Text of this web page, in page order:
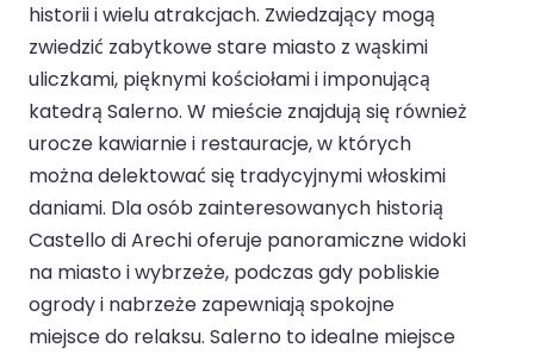
historii i wielu atrakcjach. Zwiedzający mogą
zwiedzić zabytkowe stare miasto z wąskimi
uliczkami, pięknymi kościołami i imponującą
katedrą Salerno. W mieście znajdują się również
urocze kawiarnie i restauracje, w których
można delektować się tradycyjnymi włoskimi
daniami. Dla osób zainteresowanych historią
Castello di Arechi oferuje panoramiczne widoki
na miasto i wybrzeże, podczas gdy pobliskie
ogrody i nabrzeże zapewniają spokojne
miejsce do relaksu. Salerno to idealne miejsce